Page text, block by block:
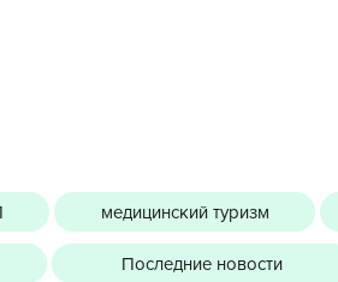
медицинский туризм
Последние новости